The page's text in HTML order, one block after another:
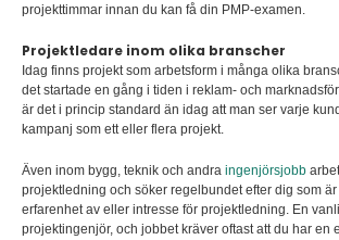
projekttimmar innan du kan få din PMP-examen.
Projektledare inom olika branscher
Idag finns projekt som arbetsform i många olika
det startade en gång i tiden i reklam- och
är det i princip standard än idag att man ser varje
kampanj som ett eller flera projekt.
Även inom bygg, teknik och andra ingenjörsjobb
projektledning och söker regelbundet efter dig som
erfarenhet av eller intresse för projektledning. En
projektingenjör, och jobbet kräver oftast att du har en